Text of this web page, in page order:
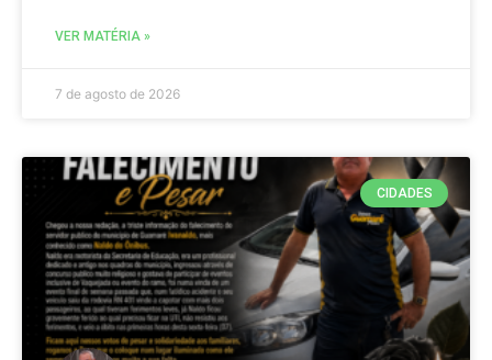
VER MATÉRIA »
7 de agosto de 2026
CIDADES